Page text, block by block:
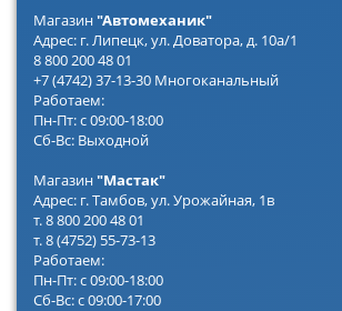
Магазин"Автомеханик"
Адрес: г. Липецк, ул. Доватора, д. 10а/1
8 800 200 48 01
+7 (4742) 37-13-30 Многоканальный
Работаем:
Пн-Пт: с 09:00-18:00
Сб-Вс: Выходной
Магазин"Мастак"
Адрес: г. Тамбов, ул. Урожайная, 1в
т. 8 800 200 48 01
т. 8 (4752) 55-73-13
Работаем:
Пн-Пт: с 09:00-18:00
Сб-Вс: с 09:00-17:00